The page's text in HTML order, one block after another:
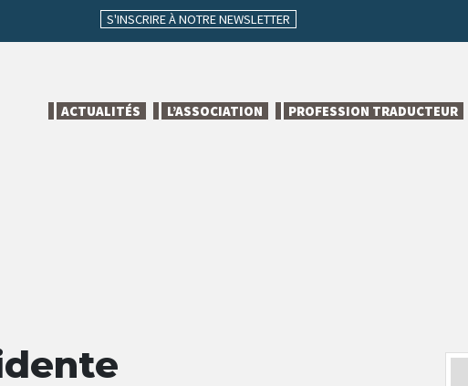
S'INSCRIRE À NOTRE NEWSLETTER
ACTUALITÉS L’ASSOCIATION PROFESSION TRADUCTEUR